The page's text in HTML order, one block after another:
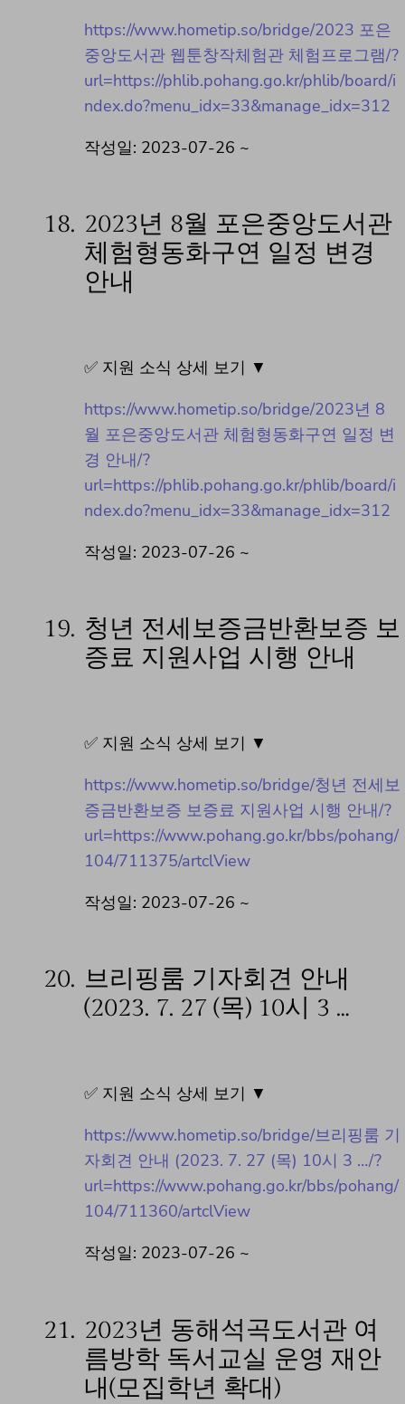
https://www.hometip.so/bridge/2023 포은
중앙도서관 웹툰창작체험관 체험프로그램/?
url=https://phlib.pohang.go.kr/phlib/board/i
ndex.do?menu_idx=33&manage_idx=312
작성일: 2023-07-26 ~
18. 2023년 8월 포은중앙도서관
체험형동화구연 일정 변경
안내
✅ 지원 소식 상세 보기 ▼
https://www.hometip.so/bridge/2023년 8
월 포은중앙도서관 체험형동화구연 일정 변
경 안내/?
url=https://phlib.pohang.go.kr/phlib/board/i
ndex.do?menu_idx=33&manage_idx=312
작성일: 2023-07-26 ~
19. 청년 전세보증금반환보증 보
증료 지원사업 시행 안내
✅ 지원 소식 상세 보기 ▼
https://www.hometip.so/bridge/청년 전세보
증금반환보증 보증료 지원사업 시행 안내/?
url=https://www.pohang.go.kr/bbs/pohang/
104/711375/artclView
작성일: 2023-07-26 ~
20. 브리핑룸 기자회견 안내
(2023. 7. 27 (목) 10시 3 …
✅ 지원 소식 상세 보기 ▼
https://www.hometip.so/bridge/브리핑룸 기
자회견 안내 (2023. 7. 27 (목) 10시 3 …/?
url=https://www.pohang.go.kr/bbs/pohang/
104/711360/artclView
작성일: 2023-07-26 ~
21. 2023년 동해석곡도서관 여
름방학 독서교실 운영 재안
내(모집학년 확대)